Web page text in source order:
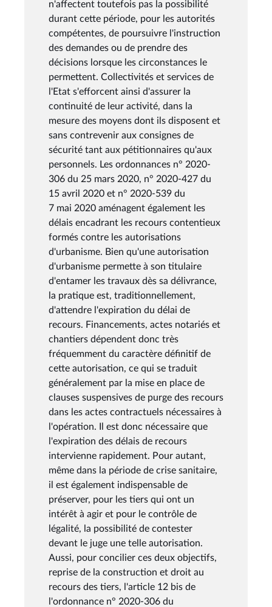
n'affectent toutefois pas la possibilité
durant cette période, pour les autorités
compétentes, de poursuivre l'instruction
des demandes ou de prendre des
décisions lorsque les circonstances le
permettent. Collectivités et services de
l'Etat s'efforcent ainsi d'assurer la
continuité de leur activité, dans la
mesure des moyens dont ils disposent et
sans contrevenir aux consignes de
sécurité tant aux pétitionnaires qu'aux
personnels. Les ordonnances n° 2020-
306 du 25 mars 2020, n° 2020-427 du
15 avril 2020 et n° 2020-539 du
7 mai 2020 aménagent également les
délais encadrant les recours contentieux
formés contre les autorisations
d'urbanisme. Bien qu'une autorisation
d'urbanisme permette à son titulaire
d'entamer les travaux dès sa délivrance,
la pratique est, traditionnellement,
d'attendre l'expiration du délai de
recours. Financements, actes notariés et
chantiers dépendent donc très
fréquemment du caractère définitif de
cette autorisation, ce qui se traduit
généralement par la mise en place de
clauses suspensives de purge des recours
dans les actes contractuels nécessaires à
l'opération. Il est donc nécessaire que
l'expiration des délais de recours
intervienne rapidement. Pour autant,
même dans la période de crise sanitaire,
il est également indispensable de
préserver, pour les tiers qui ont un
intérêt à agir et pour le contrôle de
légalité, la possibilité de contester
devant le juge une telle autorisation.
Aussi, pour concilier ces deux objectifs,
reprise de la construction et droit au
recours des tiers, l'article 12 bis de
l'ordonnance n° 2020-306 du